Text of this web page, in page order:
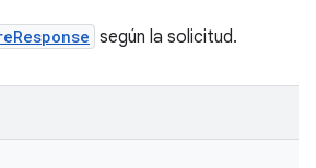
según la solicitud.